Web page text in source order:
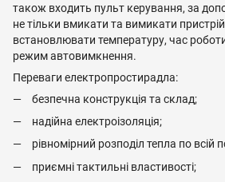
також входить пульт керування, за
не тільки вмикати та вимикати
встановлювати температуру, час
режим автовимкнення.
Переваги електропростирадла:
безпечна конструкція та склад;
надійна електроізоляція;
рівномірний розподіл тепла по всій
приємні тактильні властивості;